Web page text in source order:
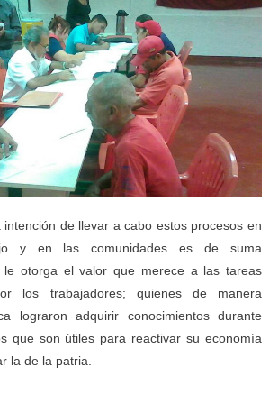
de llevar a cabo estos procesos en
y en las comunidades es de suma
le otorga el valor que merece a las tareas
los trabajadores; quienes de manera
lograron adquirir conocimientos durante
que son útiles para reactivar su economía
la de la patria.